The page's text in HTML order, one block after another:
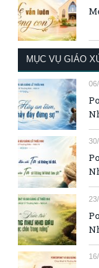
MỤC VỤ GIÁO